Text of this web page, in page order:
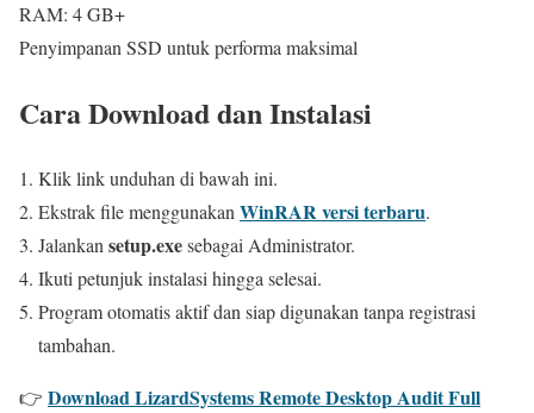
RAM: 4 GB+
Penyimpanan SSD untuk performa maksimal
Cara Download dan Instalasi
Klik link unduhan di bawah ini.
Ekstrak file menggunakan WinRAR versi terbaru.
Jalankan setup.exesebagai Administrator.
Ikuti petunjuk instalasi hingga selesai.
Program otomatis aktif dan siap digunakan tanpa registrasi
tambahan.
👉 Download LizardSystems Remote Desktop Audit Full